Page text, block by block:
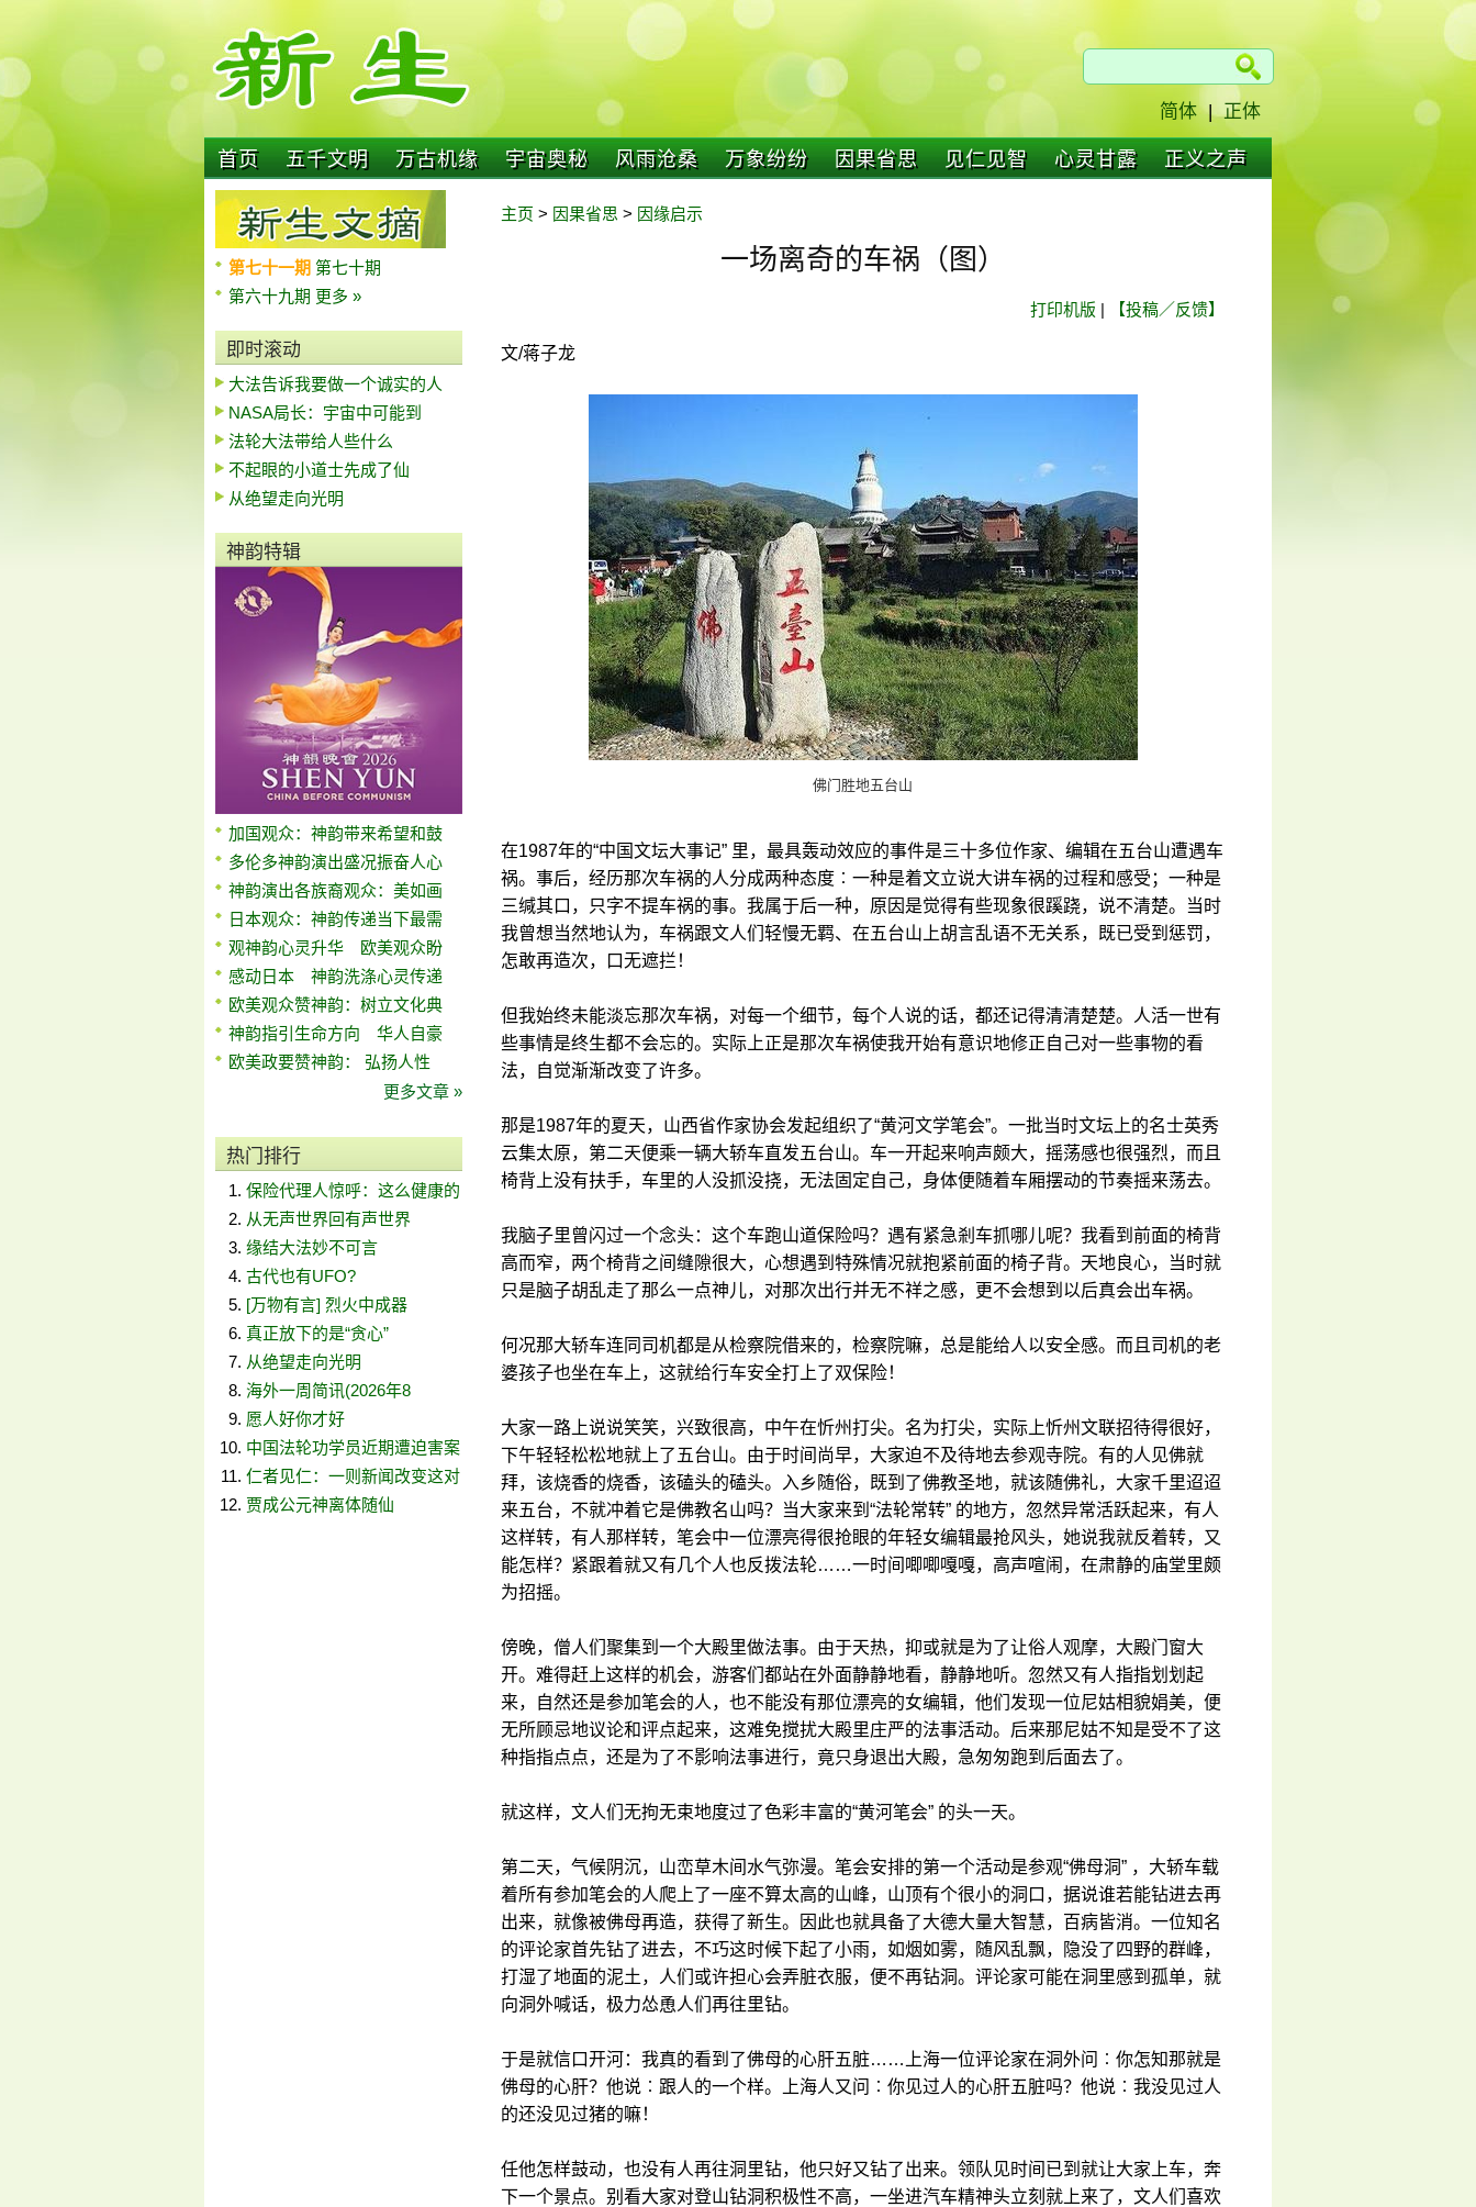
简体 | 正体
首页 五千文明 万古机缘 宇宙奥秘 风雨沧桑 万象纷纷 因果省思 见仁见智 心灵甘露 正义之声
第七十一期 第七十期
第六十九期 更多 »
即时滚动
大法告诉我要做一个诚实的人
NASA局长：宇宙中可能到
法轮大法带给人些什么
不起眼的小道士先成了仙
从绝望走向光明
神韵特辑
加国观众：神韵带来希望和鼓
多伦多神韵演出盛况振奋人心
神韵演出各族裔观众：美如画
日本观众：神韵传递当下最需
观神韵心灵升华 欧美观众盼
感动日本 神韵洗涤心灵传递
欧美观众赞神韵：树立文化典
神韵指引生命方向 华人自豪
欧美政要赞神韵： 弘扬人性
更多文章 »
热门排行
保险代理人惊呼：这么健康的
从无声世界回有声世界
缘结大法妙不可言
古代也有UFO?
[万物有言] 烈火中成器
真正放下的是“贪心”
从绝望走向光明
海外一周简讯(2026年8
愿人好你才好
中国法轮功学员近期遭迫害案
仁者见仁：一则新闻改变这对
贾成公元神离体随仙
主页 > 因果省思 > 因缘启示
一场离奇的车祸（图）
打印机版 | 【投稿／反馈】
文/蒋子龙
佛门胜地五台山
在1987年的“中国文坛大事记” 里，最具轰动效应的事件是三十多位作家、编辑在五台山遭遇车
祸。事后，经历那次车祸的人分成两种态度︰一种是着文立说大讲车祸的过程和感受；一种是
三缄其口，只字不提车祸的事。我属于后一种，原因是觉得有些现象很蹊跷，说不清楚。当时
我曾想当然地认为，车祸跟文人们轻慢无羁、在五台山上胡言乱语不无关系，既已受到惩罚，
怎敢再造次，口无遮拦！
但我始终未能淡忘那次车祸，对每一个细节，每个人说的话，都还记得清清楚楚。人活一世有
些事情是终生都不会忘的。实际上正是那次车祸使我开始有意识地修正自己对一些事物的看
法，自觉渐渐改变了许多。
那是1987年的夏天，山西省作家协会发起组织了“黄河文学笔会”。一批当时文坛上的名士英秀
云集太原，第二天便乘一辆大轿车直发五台山。车一开起来响声颇大，摇荡感也很强烈，而且
椅背上没有扶手，车里的人没抓没挠，无法固定自己，身体便随着车厢摆动的节奏摇来荡去。
我脑子里曾闪过一个念头：这个车跑山道保险吗？遇有紧急剎车抓哪儿呢？我看到前面的椅背
高而窄，两个椅背之间缝隙很大，心想遇到特殊情况就抱紧前面的椅子背。天地良心，当时就
只是脑子胡乱走了那么一点神儿，对那次出行并无不祥之感，更不会想到以后真会出车祸。
何况那大轿车连同司机都是从检察院借来的，检察院嘛，总是能给人以安全感。而且司机的老
婆孩子也坐在车上，这就给行车安全打上了双保险！
大家一路上说说笑笑，兴致很高，中午在忻州打尖。名为打尖，实际上忻州文联招待得很好，
下午轻轻松松地就上了五台山。由于时间尚早，大家迫不及待地去参观寺院。有的人见佛就
拜，该烧香的烧香，该磕头的磕头。入乡随俗，既到了佛教圣地，就该随佛礼，大家千里迢迢
来五台，不就冲着它是佛教名山吗？当大家来到“法轮常转” 的地方，忽然异常活跃起来，有人
这样转，有人那样转，笔会中一位漂亮得很抢眼的年轻女编辑最抢风头，她说我就反着转，又
能怎样？紧跟着就又有几个人也反拨法轮……一时间唧唧嘎嘎，高声喧闹，在肃静的庙堂里颇
为招摇。
傍晚，僧人们聚集到一个大殿里做法事。由于天热，抑或就是为了让俗人观摩，大殿门窗大
开。难得赶上这样的机会，游客们都站在外面静静地看，静静地听。忽然又有人指指划划起
来，自然还是参加笔会的人，也不能没有那位漂亮的女编辑，他们发现一位尼姑相貌娟美，便
无所顾忌地议论和评点起来，这难免搅扰大殿里庄严的法事活动。后来那尼姑不知是受不了这
种指指点点，还是为了不影响法事进行，竟只身退出大殿，急匆匆跑到后面去了。
就这样，文人们无拘无束地度过了色彩丰富的“黄河笔会” 的头一天。
第二天，气候阴沉，山峦草木间水气弥漫。笔会安排的第一个活动是参观“佛母洞” ，大轿车载
着所有参加笔会的人爬上了一座不算太高的山峰，山顶有个很小的洞口，据说谁若能钻进去再
出来，就像被佛母再造，获得了新生。因此也就具备了大德大量大智慧，百病皆消。一位知名
的评论家首先钻了进去，不巧这时候下起了小雨，如烟如雾，随风乱飘，隐没了四野的群峰，
打湿了地面的泥土，人们或许担心会弄脏衣服，便不再钻洞。评论家可能在洞里感到孤单，就
向洞外喊话，极力怂恿人们再往里钻。
于是就信口开河：我真的看到了佛母的心肝五脏……上海一位评论家在洞外问︰你怎知那就是
佛母的心肝？他说︰跟人的一个样。上海人又问︰你见过人的心肝五脏吗？他说︰我没见过人
的还没见过猪的嘛！
任他怎样鼓动，也没有人再往洞里钻，他只好又钻了出来。领队见时间已到就让大家上车，奔
下一个景点。别看大家对登山钻洞积极性不高，一坐进汽车精神头立刻就上来了，文人们喜欢